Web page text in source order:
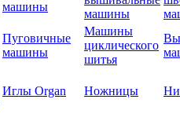
машины
машины
Пуговичные
машины
Машины
циклического
шитья
Иглы Organ Ножницы